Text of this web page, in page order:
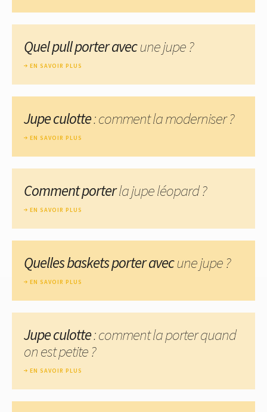
Quel pull porter avecune jupe ?
EN SAVOIR PLUS
Jupe culotte: comment la moderniser ?
EN SAVOIR PLUS
Comment porterla jupe léopard ?
EN SAVOIR PLUS
Quelles baskets porter avecune jupe ?
EN SAVOIR PLUS
Jupe culotte: comment la porter quand
on est petite ?
EN SAVOIR PLUS